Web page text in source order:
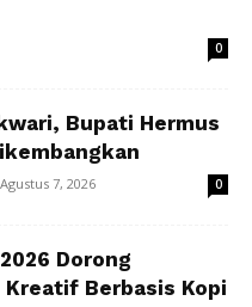
0
Bupati Hermus
Agustus 7, 2026 0
Dorong
Kreatif Berbasis Kopi